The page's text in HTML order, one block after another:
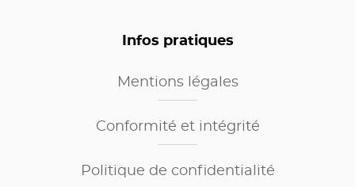
Infos pratiques
Mentions légales
Conformité et intégrité
Politique de confidentialité